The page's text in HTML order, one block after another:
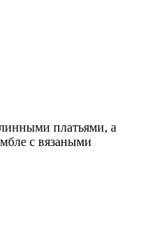
платьями, а
с вязаными